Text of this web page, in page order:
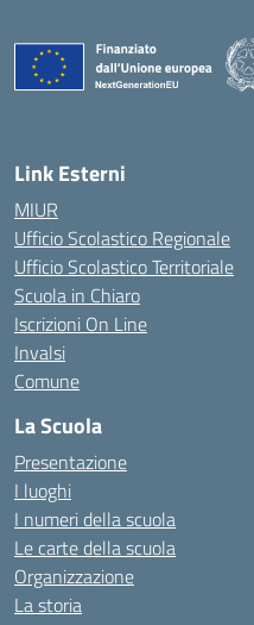
Link Esterni
MIUR
Ufficio Scolastico Regionale
Ufficio Scolastico Territoriale
Scuola in Chiaro
Iscrizioni On Line
Invalsi
Comune
La Scuola
Presentazione
I luoghi
I numeri della scuola
Le carte della scuola
Organizzazione
La storia